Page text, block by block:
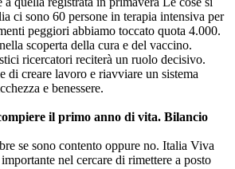
ci sono 60 persone in terapia intensiva per
peggiori abbiamo toccato quota 4.000.
scoperta della cura e del vaccino.
ricercatori reciterà un ruolo decisivo.
di creare lavoro e riavviare un sistema
e benessere.
il primo anno di vita. Bilancio
se sono contento oppure no. Italia Viva
nel cercare di rimettere a posto